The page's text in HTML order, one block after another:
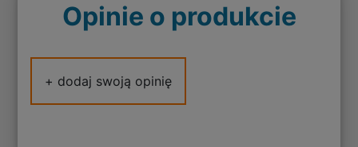
Opinie o produkcie
+ dodaj swoją opinię